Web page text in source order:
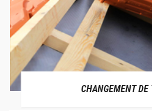
CHANGEMENT DE